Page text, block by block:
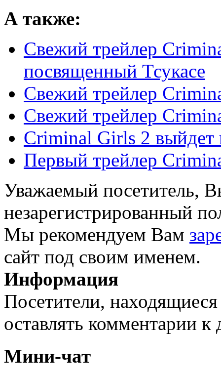
А также:
Свежий трейлер
посвященный Тсукасе
Свежий трейлер
Свежий трейлер
Criminal Girls 2 выйдет
Первый трейлер
Уважаемый посетитель,
незарегистрированный
Мы рекомендуем Вам
сайт под своим именем.
Информация
Посетители,
оставлять комментарии
Мини-чат